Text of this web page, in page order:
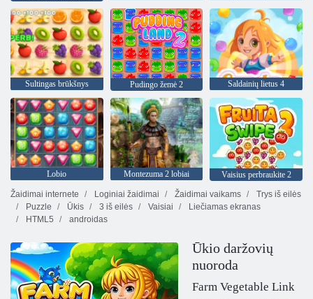
Sultingas brūkšnys Pudingo žemė 2 Saldainių lietus 4
Lobio Montezuma 2 lobiai
Vaisius perbraukite 2
Žaidimai internete
Loginiai žaidimai Žaidimai vaikams
Trys iš eilės
Puzzle
Ūkis 3 iš eilės Vaisiai
Liečiamas ekranas
HTML5
androidas
Ūkio daržovių
nuoroda
Farm Vegetable Link